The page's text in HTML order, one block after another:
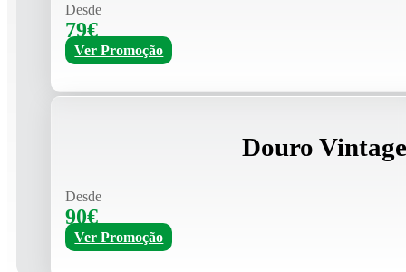
Desde
79€
Ver Promoção
Douro
Desde
90€
Ver Promoção